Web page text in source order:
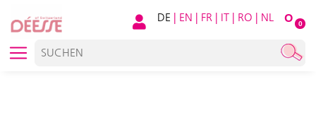
O 0
DE | EN | FR | IT | RO | NL